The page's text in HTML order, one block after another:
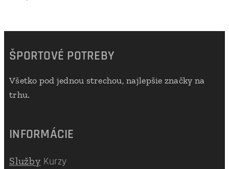
ŠPORTOVÉ POTREBY
Všetko pod jednou strechou, najlepšie značky na
trhu.
INFORMÁCIE
SlužbyKurzy